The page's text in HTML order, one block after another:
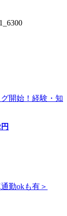
開始！経験・知
円
勤okも有＞